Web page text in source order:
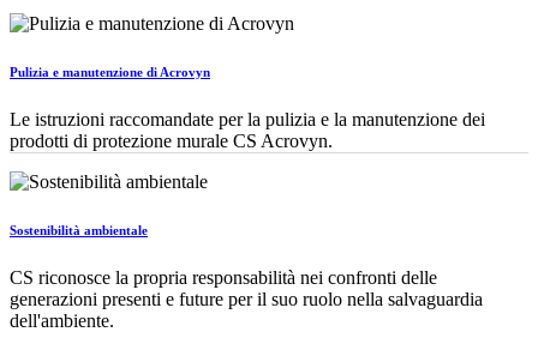
Pulizia e manutenzione di Acrovyn
Le istruzioni raccomandate per la pulizia e la manutenzione dei
prodotti di protezione murale CS Acrovyn.
Sostenibilità ambientale
CS riconosce la propria responsabilità nei confronti delle
generazioni presenti e future per il suo ruolo nella salvaguardia
dell'ambiente.